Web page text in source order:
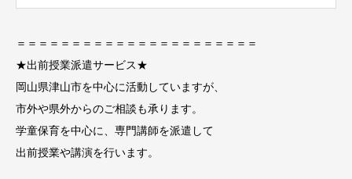
＝＝＝＝＝＝＝＝＝＝＝＝＝＝＝＝＝＝＝＝＝＝
★出前授業派遣サービス★
岡山県津山市を中心に活動していますが、
市外や県外からのご相談も承ります。
学童保育を中心に、専門講師を派遣して
出前授業や講演を行います。